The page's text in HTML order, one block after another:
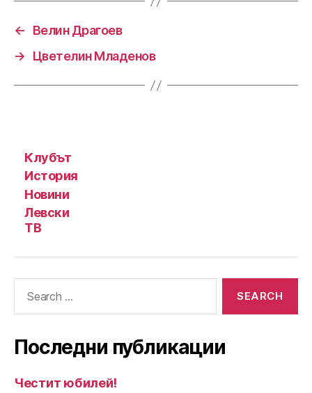
←
Велин Драгоев
→
Цветелин Младенов
Клубът
История
Новини
Левски
ТВ
Последни публикации
Честит юбилей!